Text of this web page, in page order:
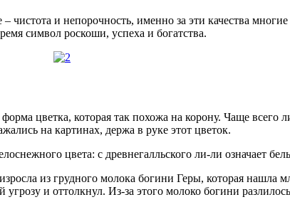
и непорочность, именно за эти качества
символ роскоши, успеха и богатства.
цветка, которая так похожа на корону. Чаще всего
на картинах, держа в руке этот цветок.
цвета: с древнегалльского ли-ли означает
из грудного молока богини Геры, которая нашла
и оттолкнул. Из-за этого молоко богини